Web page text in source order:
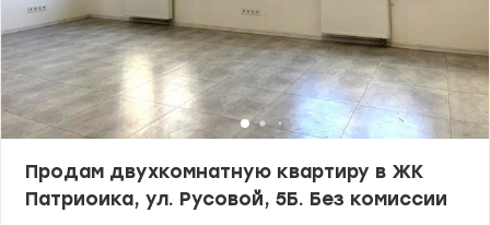
рядом школы и детские сады ТРЦ River Mall супермаркеты
«Фора» и «Novus» у дома рядом озера и зоны отдыха
Рассматриваем государственные программы Цена 150 000 у.е
Карина 0936611327 Valion.ua/1150724
Продам двухкомнатную квартиру в ЖК
Патриоика, ул. Русовой, 5Б. Без комиссии